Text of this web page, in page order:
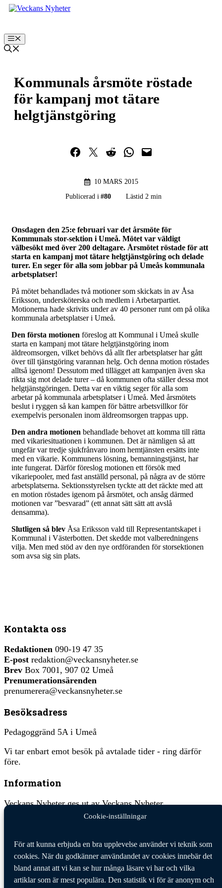
Cookie-inställningar
För att kunna erbjuda en bra upplevelse använder vi teknik som
cookies. När du godkänner användandet av cookies innebär det
bland annat att vi kan se hur många läsare vi har och vilka
artiklar som är mest populära. Den statistik vi för är anonym och
Hoppa
Meny
Kommunals årsmöte röstade
för kampanj mot tätare
helgtjänstgöring
Dela på Facebook
Dela på TwitterDela på RedditDela i WhatsApp
Maila en länk
10 MARS 2015
Publicerad i #80 Lästid 2 min
Onsdagen den 25:e februari var det årsmöte för
Kommunals stor-sektion i Umeå. Mötet var väldigt
välbesökt med över 200 deltagare. Årsmötet röstade för att
starta en kampanj mot tätare helgtjänstgöring och delade
turer. En seger för alla som jobbar på Umeås kommunala
arbetsplatser!
På mötet behandlades två motioner som skickats in av Åsa
Eriksson, undersköterska och medlem i Arbetarpartiet.
Motionerna hade skrivits under av 40 personer runt om på olika
kommunala arbetsplatser i Umeå.
Den första motionen föreslog att Kommunal i Umeå skulle
starta en kampanj mot tätare helgtjänstgöring inom
äldreomsorgen, vilket behövs då allt fler arbetsplatser har gått
över till tjänstgöring varannan helg. Och denna motion röstades
alltså igenom! Dessutom med tillägget att kampanjen även ska
rikta sig mot delade turer – då kommunen ofta ställer dessa mot
helgtjänstgöringen. Detta var en viktig seger för alla som
arbetar på kommunala arbetsplatser i Umeå. Med årsmötets
beslut i ryggen så kan kampen för bättre arbetsvillkor för
exempelvis personalen inom äldreomsorgen trappas upp.
Den andra motionen behandlade behovet att komma till rätta
med vikariesituationen i kommunen. Det är nämligen så att
ungefär var tredje sjukfrånvaro inom hemtjänsten ersätts inte
med en vikarie. Kommunens lösning, bemanningstjänst, har
inte fungerat. Därför föreslog motionen ett försök med
vikariepooler, med fast anställd personal, på några av de större
arbetsplatserna. Sektionsstyrelsen tyckte att det räckte med att
en motion röstades igenom på årsmötet, och ansåg därmed
motionen var ”besvarad” (ett annat sätt sätt att avslå
densamma).
Slutligen så blev Åsa Eriksson vald till Representantskapet i
Kommunal i Västerbotten. Det skedde mot valberedningens
vilja. Men med stöd av den nye ordföranden för storsektionen
som avsa sig sin plats.
Kontakta oss
Redaktionen 090-19 47 35
E-post redaktion@veckansnyheter.se
Brev Box 7001, 907 02 Umeå
Prenumerationsärenden
prenumerera@veckansnyheter.se
Besöksadress
Pedagoggränd 5A i Umeå
Vi tar enbart emot besök på avtalade tider - ring därför
före.
Information
Veckans Nyheter ges ut av Veckans Nyheter
tidningsförening med organisationsnummer 802464-4687.
Veckans Nyheter behandlar dina personuppgifter i enlighet
med GDPR, allmänna dataskyddsförordningen, (EU)
2016/679.Klicka här för att läsa vår integritetspolicy
Klicka här för att läsa våra allmänna villkor vid köp.